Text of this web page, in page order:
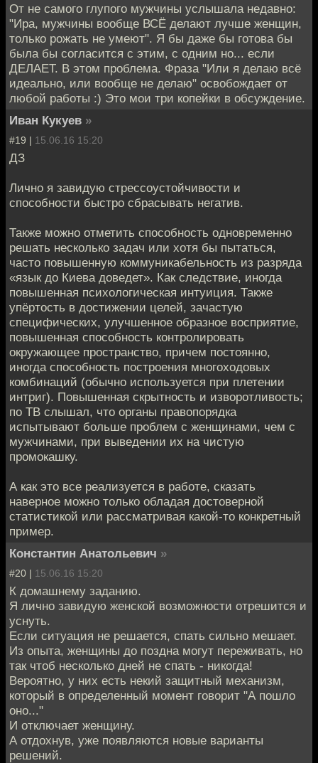
От не самого глупого мужчины услышала недавно:
"Ира, мужчины вообще ВСЁ делают лучше женщин,
только рожать не умеют". Я бы даже бы готова бы
была бы согласится с этим, с одним но... если
ДЕЛАЕТ. В этом проблема. Фраза "Или я делаю всё
идеально, или вообще не делаю" освобождает от
любой работы :) Это мои три копейки в обсуждение.
Иван Кукуев »
#19 | 15.06.16 15:20
ДЗ
Лично я завидую стрессоустойчивости и
способности быстро сбрасывать негатив.
Также можно отметить способность одновременно
решать несколько задач или хотя бы пытаться,
часто повышенную коммуникабельность из разряда
«язык до Киева доведет». Как следствие, иногда
повышенная психологическая интуиция. Также
упёртость в достижении целей, зачастую
специфических, улучшенное образное восприятие,
повышенная способность контролировать
окружающее пространство, причем постоянно,
иногда способность построения многоходовых
комбинаций (обычно используется при плетении
интриг). Повышенная скрытность и изворотливость;
по ТВ слышал, что органы правопорядка
испытывают больше проблем с женщинами, чем с
мужчинами, при выведении их на чистую
промокашку.
А как это все реализуется в работе, сказать
наверное можно только обладая достоверной
статистикой или рассматривая какой-то конкретный
пример.
Константин Анатольевич »
#20 | 15.06.16 15:20
К домашнему заданию.
Я лично завидую женской возможности отрешится и
уснуть.
Если ситуация не решается, спать сильно мешает.
Из опыта, женщины до поздна могут переживать, но
так чтоб несколько дней не спать - никогда!
Вероятно, у них есть некий защитный механизм,
который в определенный момент говорит "А пошло
оно..."
И отключает женщину.
А отдохнув, уже появляются новые варианты
решений.